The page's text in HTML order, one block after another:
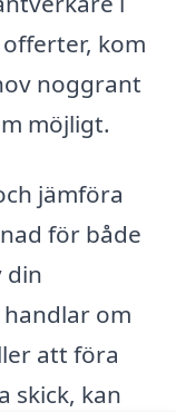
kom
noggrant
möjligt.
jämföra
för både
din
om
att föra
skick, kan